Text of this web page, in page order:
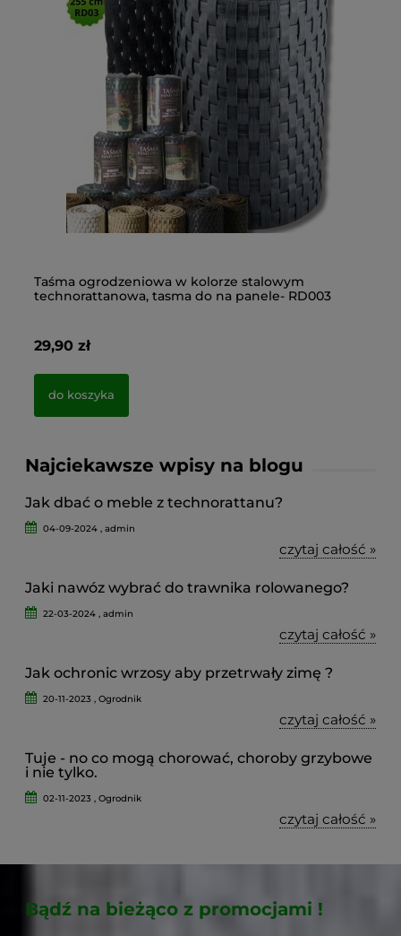
Taśma ogrodzeniowa w kolorze stalowym
technorattanowa, tasma do na panele- RD003
29,90 zł
do koszyka
Najciekawsze wpisy na blogu
Jak dbać o meble z technorattanu?
04-09-2024 , admin
czytaj całość »
Jaki nawóz wybrać do trawnika rolowanego?
22-03-2024 , admin
czytaj całość »
Jak ochronic wrzosy aby przetrwały zimę ?
20-11-2023 , Ogrodnik
czytaj całość »
Tuje - no co mogą chorować, choroby grzybowe
i nie tylko.
02-11-2023 , Ogrodnik
czytaj całość »
Bądź na bieżąco z promocjami !